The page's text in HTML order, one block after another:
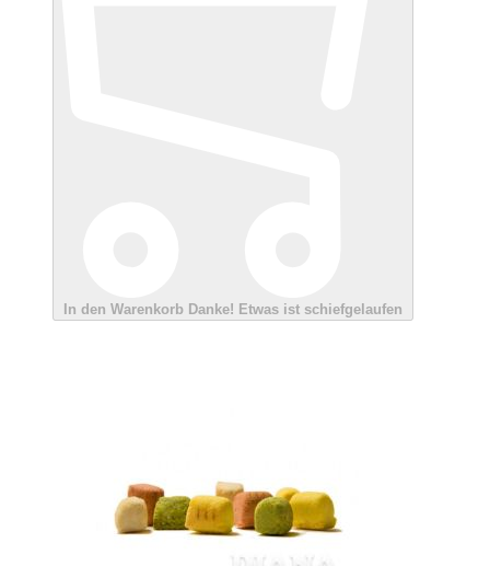
In den Warenkorb Danke! Etwas ist schiefgelaufen